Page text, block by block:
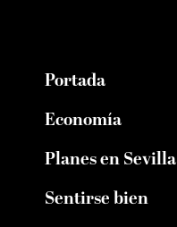
Portada
Economía
Planes en Sevilla
Sentirse bien